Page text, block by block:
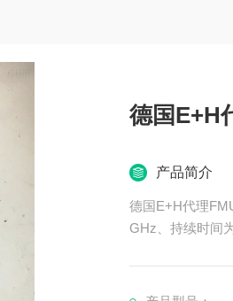
德国E+H
产品简介
德国E+H代理
GHz、持续时间